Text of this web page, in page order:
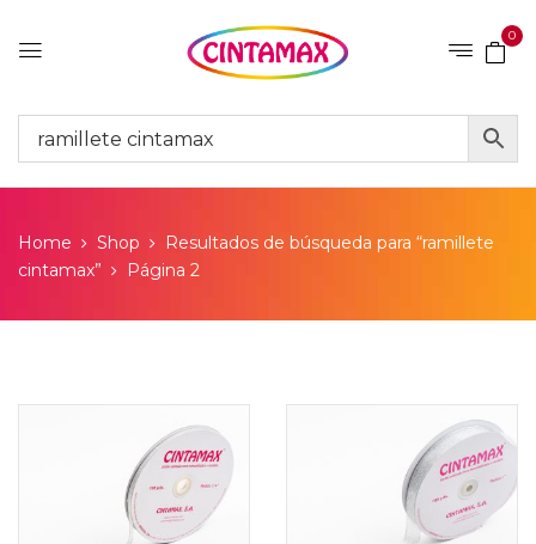
0
Home Shop
Resultados de búsqueda para “ramillete
cintamax”
Página 2